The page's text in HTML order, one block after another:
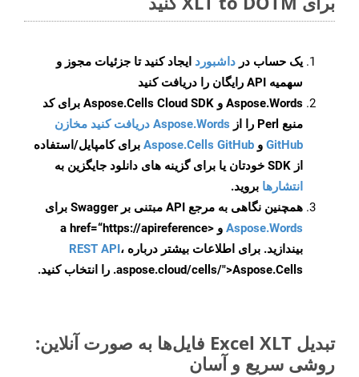
یک حساب در داشبورد ایجاد کنید تا جزئیات مجوز و
سهمیه API رایگان را دریافت کنید
Aspose.Words و Aspose.Cells Cloud SDK برای کد
منبع Perl را از
Aspose.Words دریافت کنید مخازن
GitHub و Aspose.Cells GitHub برای کامپایل/استفاده
از SDK خودتان یا برای گزینه های دانلود جایگزین به
انتشارها بروید.
همچنین نگاهی به مرجع API مبتنی بر Swagger برای
Aspose.Words
و <a href=“https://apireference
بیندازید. برای اطلاعات بیشتر درباره REST API،
.aspose.cloud/cells/">Aspose.Cells را انتخاب کنید.
تبدیل Excel XLT فایل‌ها به صورت آنلاین:
روشی سریع و آسان